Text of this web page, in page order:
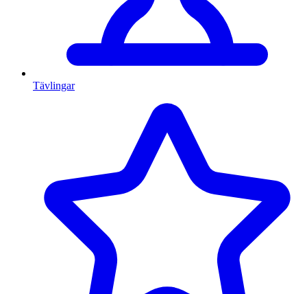
Tävlingar